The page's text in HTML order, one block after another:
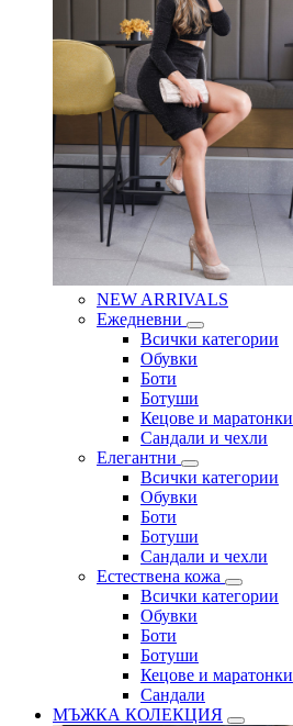
NEW ARRIVALS
Ежедневни
Всички категории
Обувки
Боти
Ботуши
Кецове и маратонки
Сандали и чехли
Елегантни
Всички категории
Обувки
Боти
Ботуши
Сандали и чехли
Естествена кожа
Всички категории
Обувки
Боти
Ботуши
Кецове и маратонки
Сандали
МЪЖКА КОЛЕКЦИЯ